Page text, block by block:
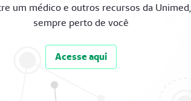
um médico e outros recursos da Unimed,
sempre perto de você
Acesse aqui